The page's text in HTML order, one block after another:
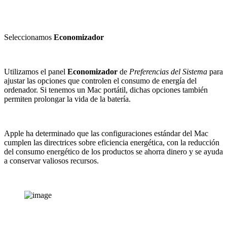
Seleccionamos Economizador
Utilizamos el panel Economizador de Preferencias del Sistema para
ajustar las opciones que controlen el consumo de energía del
ordenador. Si tenemos un Mac portátil, dichas opciones también
permiten prolongar la vida de la batería.
Apple ha determinado que las configuraciones estándar del Mac
cumplen las directrices sobre eficiencia energética, con la reducción
del consumo energético de los productos se ahorra dinero y se ayuda
a conservar valiosos recursos.